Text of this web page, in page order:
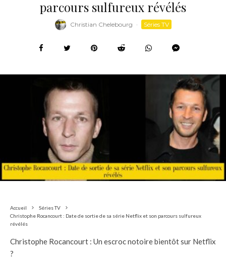
parcours sulfureux révélés
Christian Chelebourg · Séries TV
Accueil
Séries TV
Christophe Rocancourt : Date de sortie de sa série Netflix et son parcours sulfureux
révélés
Christophe Rocancourt : Un escroc notoire bientôt sur Netflix
?